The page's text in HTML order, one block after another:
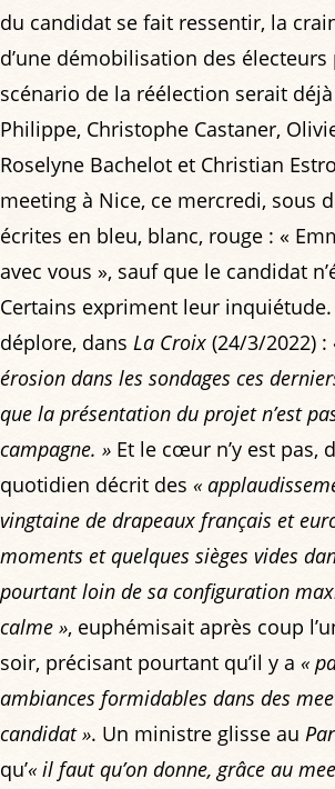
du candidat se fait ressentir, la
d’une démobilisation des
scénario de la réélection serait
Philippe, Christophe Castaner,
Roselyne Bachelot et Christian
meeting à Nice, ce mercredi, sous
écrites en bleu, blanc, rouge : «
avec vous », sauf que le candidat
Certains expriment leur
déplore, dans La Croix (24/3/2022) :
érosion dans les sondages ces
que la présentation du projet n’est
campagne. » Et le cœur n’y est pas,
quotidien décrit des «
vingtaine de drapeaux français et
moments et quelques sièges vides
pourtant loin de sa configuration
calme », euphémisait après coup
soir, précisant pourtant qu’il y a «
ambiances formidables dans des
candidat ». Un ministre glisse au
qu’« il faut qu’on donne, grâce au